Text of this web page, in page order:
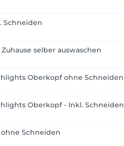
Schneiden
selber auswaschen
Oberkopf ohne Schneiden
Oberkopf - Inkl. Schneiden
Schneiden